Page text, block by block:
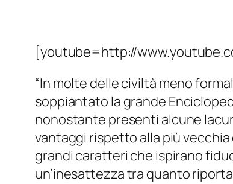
[youtube=http://
“In molte delle civiltà meno
soppiantato la grande
nonostante presenti alcune
vantaggi rispetto alla più vecchia
grandi caratteri che ispirano
un’inesattezza tra quanto